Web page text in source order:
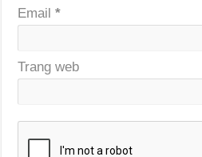
Email*
Trang web